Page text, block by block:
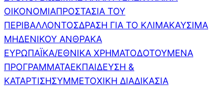
ΟΙΚΟΝΟΜΙΑΠΡΟΣΤΑΣΙΑ ΤΟΥ
ΠΕΡΙΒΑΛΛΟΝΤΟΣΔΡΑΣΗ ΓΙΑ ΤΟ ΚΛΙΜΑΚΑΥΣΙΜΑ
ΜΗΔΕΝΙΚΟΥ ΑΝΘΡΑΚΑ
ΕΥΡΩΠΑΪΚΑ/ΕΘΝΙΚΑ ΧΡΗΜΑΤΟΔΟΤΟΥΜΕΝΑ
ΠΡΟΓΡΑΜΜΑΤΑΕΚΠΑΙΔΕΥΣΗ &
ΚΑΤΑΡΤΙΣΗΣΥΜΜΕΤΟΧΙΚΗ ΔΙΑΔΙΚΑΣΙΑ